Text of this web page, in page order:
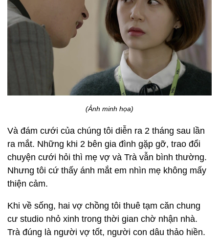
(Ảnh minh họa)
Và đám cưới của chúng tôi diễn ra 2 tháng sau lần
ra mắt. Những khi 2 bên gia đình gặp gỡ, trao đổi
chuyện cưới hỏi thì mẹ vợ và Trà vẫn bình thường.
Nhưng tôi cứ thấy ánh mắt em nhìn mẹ không mấy
thiện cảm.
Khi về sống, hai vợ chồng tôi thuê tạm căn chung
cư studio nhỏ xinh trong thời gian chờ nhận nhà.
Trà đúng là người vợ tốt, người con dâu thảo hiền.